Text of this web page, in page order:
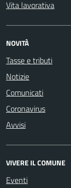
Vita lavorativa
NOVITÀ
Tasse e tributi
Notizie
Comunicati
Coronavirus
Avvisi
VIVERE IL COMUNE
Eventi